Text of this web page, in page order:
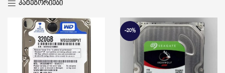
კატეგორიები
-20%